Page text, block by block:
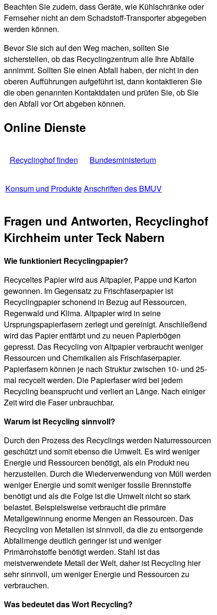
Beachten Sie zudem, dass Geräte, wie Kühlschränke oder
Fernseher nicht an dem Schadstoff-Transporter abgegeben
werden können.
Bevor Sie sich auf den Weg machen, sollten Sie
sicherstellen, ob das Recyclingzentrum alle Ihre Abfälle
annimmt. Sollten Sie einen Abfall haben, der nicht in den
oberen Aufführungen aufgeführt ist, dann kontaktieren Sie
die oben genannten Kontaktdaten und prüfen Sie, ob Sie
den Abfall vor Ort abgeben können.
Online Dienste
Recyclinghof finden Bundesministerium
Konsum und ProdukteAnschriften des BMUV
Fragen und Antworten, Recyclinghof
Kirchheim unter Teck Nabern
Wie funktioniert Recyclingpapier?
Recyceltes Papier wird aus Altpapier, Pappe und Karton
gewonnen. Im Gegensatz zu Frischfaserpapier ist
Recyclingpapier schonend in Bezug auf Ressourcen,
Regenwald und Klima. Altpapier wird in seine
Ursprungspapierfasern zerlegt und gereinigt. Anschließend
wird das Papier entfärbt und zu neuen Papierbögen
gepresst. Das Recycling von Altpapier verbraucht weniger
Ressourcen und Chemikalien als Frischfaserpapier.
Papierfasern können je nach Struktur zwischen 10- und 25-
mal recycelt werden. Die Papierfaser wird bei jedem
Recycling beansprucht und verliert an Länge. Nach einiger
Zeit wird die Faser unbrauchbar.
Warum ist Recycling sinnvoll?
Durch den Prozess des Recyclings werden Naturressourcen
geschützt und somit ebenso die Umwelt. Es wird weniger
Energie und Ressourcen benötigt, als ein Produkt neu
herzustellen. Durch die Wiederverwendung von Müll werden
weniger Energie und somit weniger fossile Brennstoffe
benötigt und als die Folge ist die Umwelt nicht so stark
belastet. Beispielsweise verbraucht die primäre
Metallgewinnung enorme Mengen an Ressourcen. Das
Recycling von Metallen ist sinnvoll, da die zu entsorgende
Abfallmenge deutlich geringer ist und weniger
Primärrohstoffe benötigt werden. Stahl ist das
meistverwendete Metall der Welt, daher ist Recycling hier
sehr sinnvoll, um weniger Energie und Ressourcen zu
verbrauchen.
Was bedeutet das Wort Recycling?